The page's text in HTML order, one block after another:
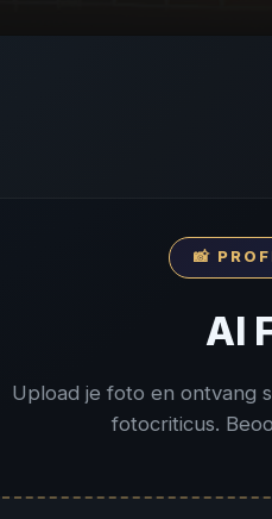
📸
AI
Upload je foto en ontvang
fotocriticus.